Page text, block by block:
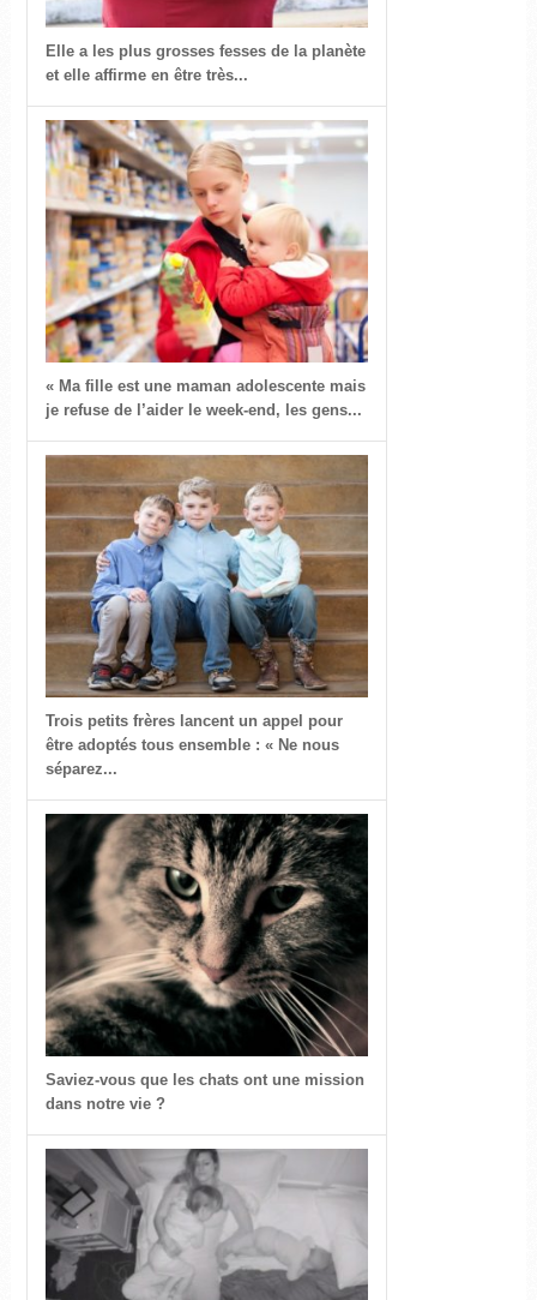
Elle a les plus grosses fesses de la planète
et elle affirme en être très...
« Ma fille est une maman adolescente mais
je refuse de l’aider le week-end, les gens...
Trois petits frères lancent un appel pour
être adoptés tous ensemble : « Ne nous
séparez...
Saviez-vous que les chats ont une mission
dans notre vie ?